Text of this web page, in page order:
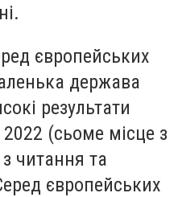
європейських
держава
результати
2022 (сьоме місце з
читання та
європейських